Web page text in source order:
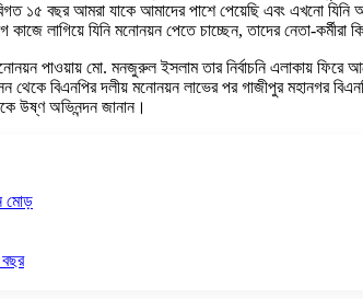
‘বিগত ১৫ বছর আমরা যাকে আমাদের পাশে পেয়েছি এবং এখনো
লাগিয়ে যিনি মনোনয়ন পেতে চাচ্ছেন, তাদের নেতা-কর্মীরা
পাওয়ায় মো. মনজুরুল ইসলাম তার নির্বাচনি এলাকায় ফিরে
বিএনপির দলীয় মনোনয়ন লাভের পর গাজীপুর মহানগর
উষ্ণ অভিনন্দন জানান।
মোড়